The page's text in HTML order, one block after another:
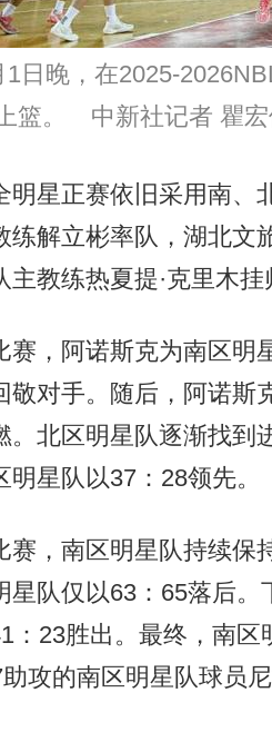
日晚，在2025-
上篮。 中新社记者 瞿
正赛依旧采用南、
练解立彬率队，湖北文
主教练热夏提·克里木
阿诺斯克为南区明
敬对手。随后，阿诺斯
。北区明星队逐渐找到
星队以37：28领先。
南区明星队持续保
星队仅以63：65落后
：23胜出。最终，南
攻的南区明星队球员